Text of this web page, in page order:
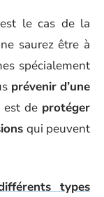
le cas de la
saurez être à
spécialement
prévenir d’une
est de protéger
qui peuvent
types